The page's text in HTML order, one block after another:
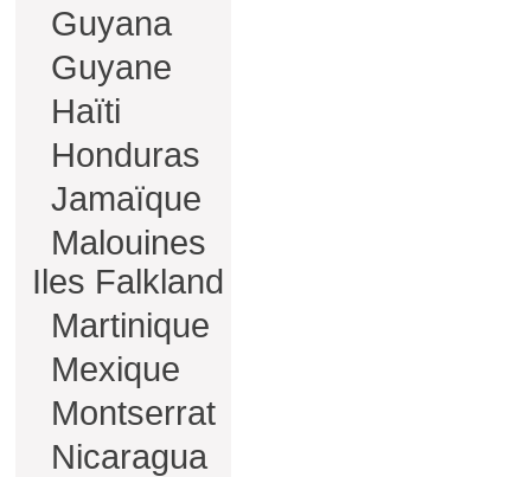
Guyana
Guyane
Haïti
Honduras
Jamaïque
Malouines
Iles Falkland
Martinique
Mexique
Montserrat
Nicaragua